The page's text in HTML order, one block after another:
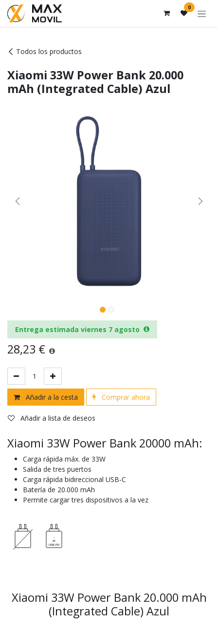
Ir al contenido 0
Todos los productos
Xiaomi 33W Power Bank 20.000
mAh (Integrated Cable) Azul
Entrega estimada viernes 7 agosto
28,23 €
Añadir a la cesta Comprar ahora
Añadir a lista de deseos
Xiaomi 33W Power Bank 20000 mAh:
Carga rápida máx. de 33W
Salida de tres puertos
Carga rápida bidireccional USB-C
Batería de 20.000 mAh
Permite cargar tres dispositivos a la vez
Xiaomi 33W Power Bank 20.000 mAh
(Integrated Cable) Azul